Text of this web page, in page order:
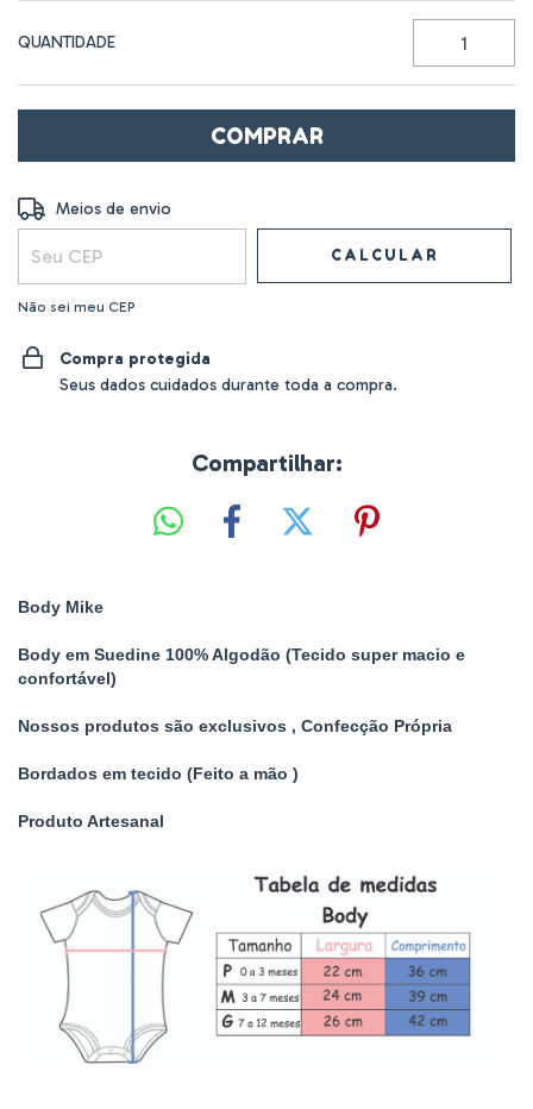
QUANTIDADE
Entregas para o CEP:
Meios de envio
CALCULAR
Não sei meu CEP
Compra protegida
Seus dados cuidados durante toda a compra.
Compartilhar:
Body Mike
Body em Suedine 100% Algodão (Tecido super macio e
confortável)
Nossos produtos são exclusivos , Confecção Própria
Bordados em tecido (Feito a mão )
Produto Artesanal